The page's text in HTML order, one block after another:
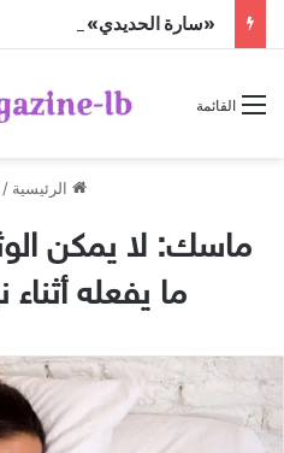
«سارة الحديدي» تواجه الجن
القائمة
الرئيسية /
ماسك: لا يمكن
ما يفعله